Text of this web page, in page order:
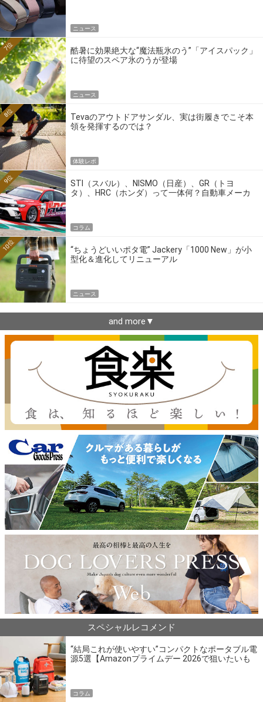
ニュース
酷暑に効果絶大な“魔法瓶氷のう”「アイスパック」
に待望のスペア氷のうが登場
7位
ニュース
Tevaのアウトドアサンダル、実は街履きでこそ本
領を発揮するのでは？
8位
体験レポ
STI（スバル）、NISMO（日産）、GR（トヨ
タ）、HRC（ホンダ）って一体何？自動車メーカ
9位
コラム
“ちょうどいいポタ電” Jackery「1000 New」が小
型化＆進化してリニューアル
10位
ニュース
and more▼
スペシャルレコメンド
“結局これが使いやすい”コンパクトなポータブル電
源5選【Amazonプライムデー 2026で狙いたいも
コラム